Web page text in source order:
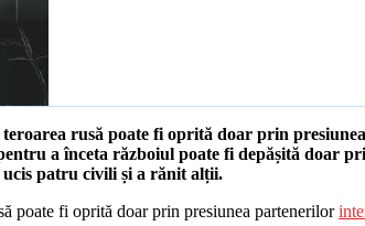
rusă poate fi oprită doar prin
a înceta războiul poate fi depășită doar
patru civili și a rănit alții.
poate fi oprită doar prin presiunea partenerilor